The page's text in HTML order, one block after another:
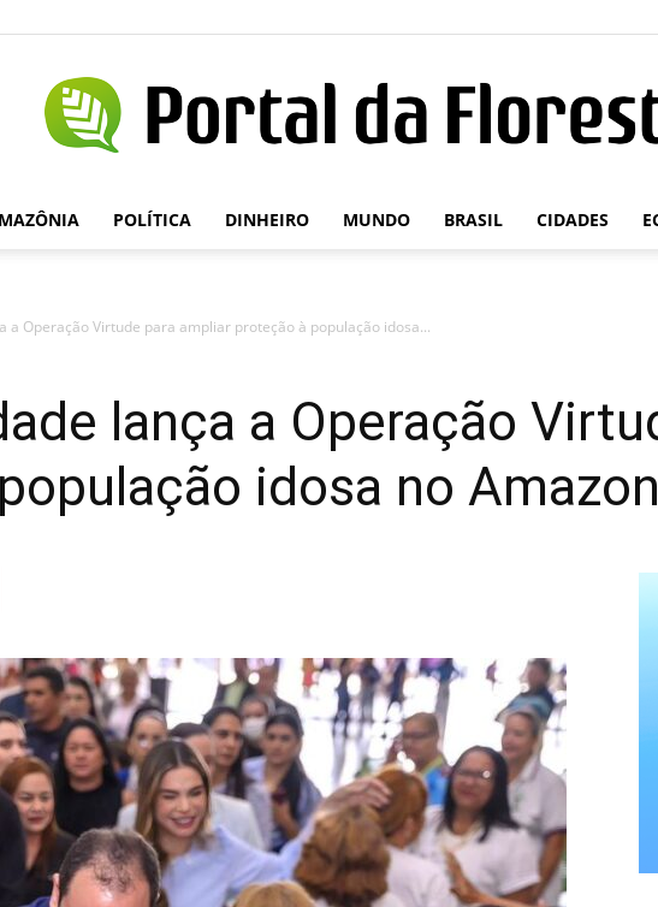
Portal
POLÍTICA DINHEIRO MUNDO BRASIL CIDADES
a Operação Virtude para ampliar proteção à população idosa...
lança a Operação
idosa no